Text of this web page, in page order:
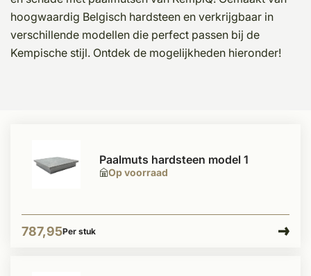
hoogwaardig Belgisch hardsteen en verkrijgbaar in
verschillende modellen die perfect passen bij de
Kempische stijl. Ontdek de mogelijkheden hieronder!
Op voorraad
Paalmuts hardsteen model 1
787,95Per stuk